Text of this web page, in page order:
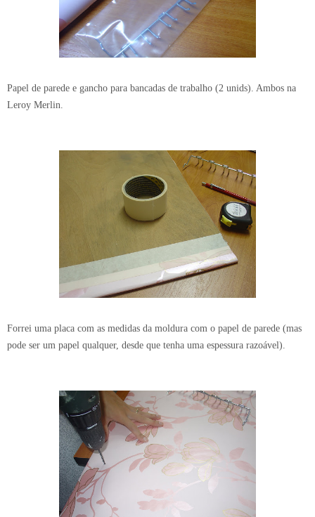
Papel de parede e gancho para bancadas de trabalho (2 unids). Ambos na
Leroy Merlin.
Forrei uma placa com as medidas da moldura com o papel de parede (mas
pode ser um papel qualquer, desde que tenha uma espessura razoável).